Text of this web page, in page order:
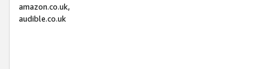
amazon.co.uk,
audible.co.uk